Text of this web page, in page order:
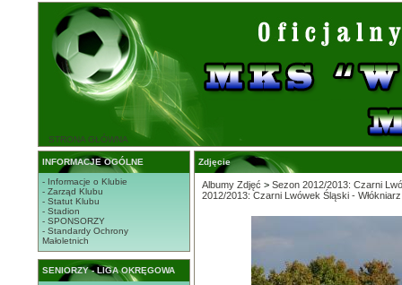
STRONA GŁÓWNA
INFORMACJE OGÓLNE
- Informacje o Klubie
- Zarząd Klubu
- Statut Klubu
- Stadion
- SPONSORZY
- Standardy Ochrony
Małoletnich
SENIORZY - LIGA OKRĘGOWA
Zdjęcie
Albumy Zdjęć > Sezon 2012/2013: Czarni
2012/2013: Czarni Lwówek Śląski -